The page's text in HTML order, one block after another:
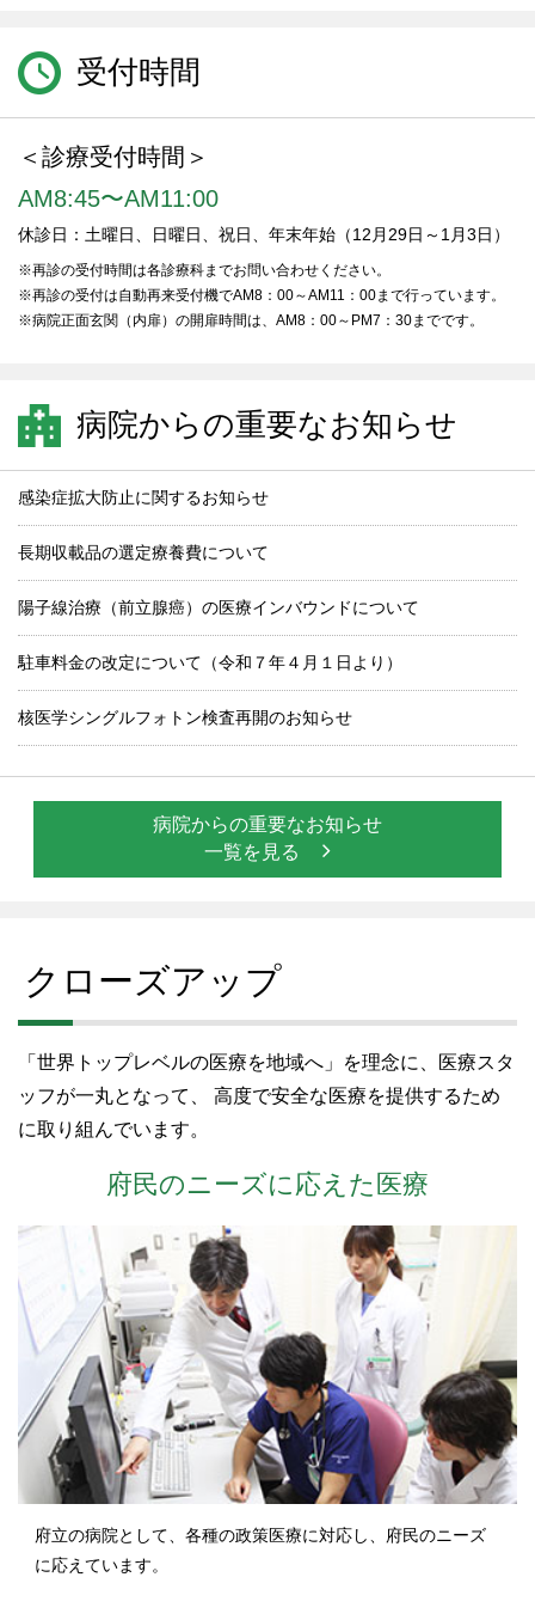
受付時間
＜診療受付時間＞
AM8:45〜AM11:00
休診日：土曜日、日曜日、祝日、年末年始（12月29日～1月3日）
※再診の受付時間は各診療科までお問い合わせください。
※再診の受付は自動再来受付機でAM8：00～AM11：00まで行っています。
※病院正面玄関（内扉）の開扉時間は、AM8：00～PM7：30までです。
病院からの重要なお知らせ
感染症拡大防止に関するお知らせ
長期収載品の選定療養費について
陽子線治療（前立腺癌）の医療インバウンドについて
駐車料金の改定について（令和７年４月１日より）
核医学シングルフォトン検査再開のお知らせ
病院からの重要なお知らせ
一覧を見る
クローズアップ
「世界トップレベルの医療を地域へ」を理念に、医療スタ
ッフが一丸となって、
高度で安全な医療を提供するため
に取り組んでいます。
府民のニーズに応えた医療
府立の病院として、各種の政策医療に対応し、府民のニーズ
に応えています。